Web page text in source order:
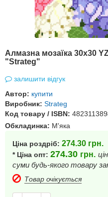
Алмазна мозаїка 30х30
"Strateg"
залишити відгук
Автор: купити
Виробник: Strateg
Код товару / ISBN:
Обкладинка: М'яка
Ціна роздріб: 274.30 грн.
* Ціна опт: 274.30 грн.
суми будь-якого товару
Товар очікується